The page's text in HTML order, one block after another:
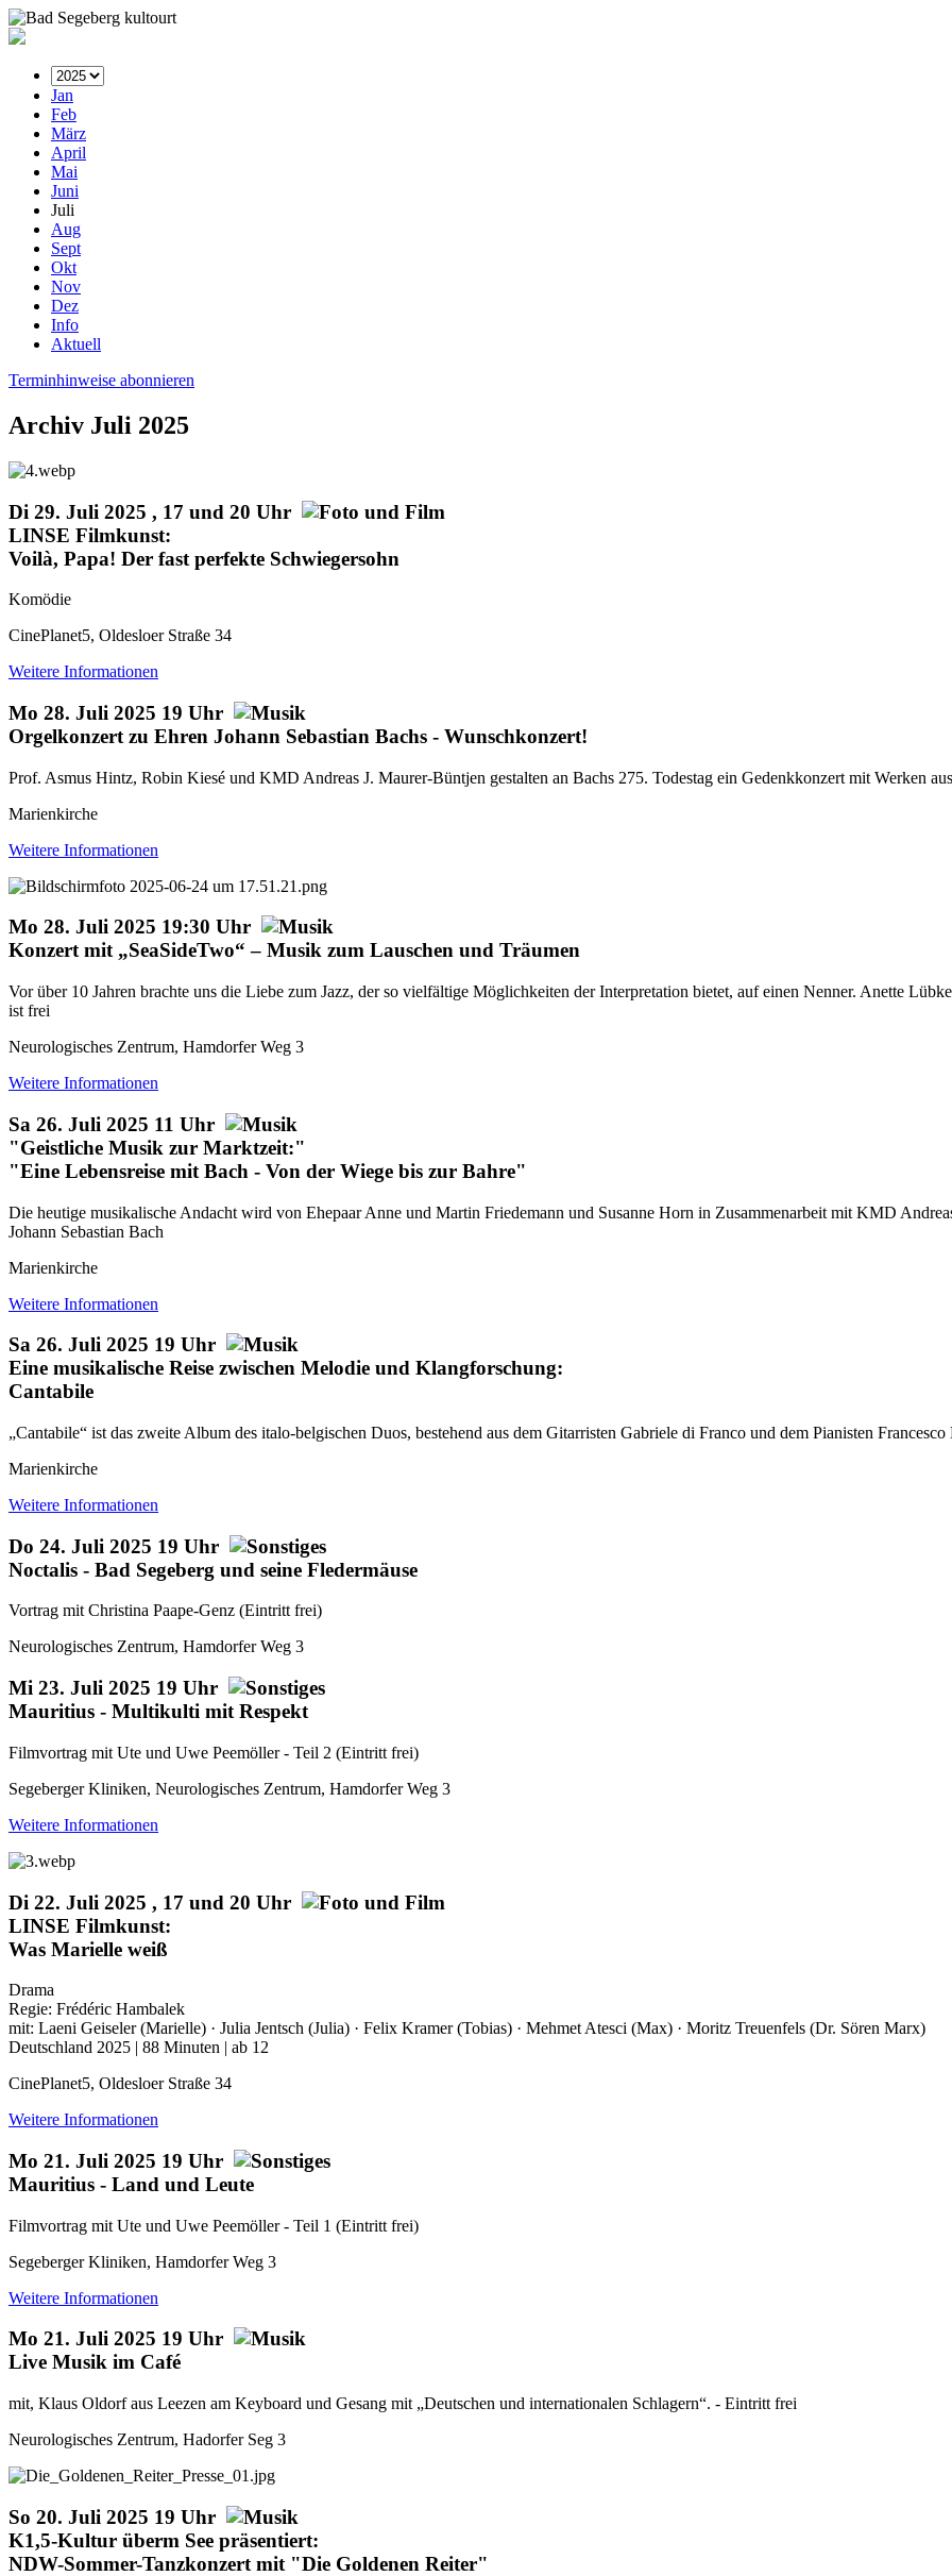
Jan
Feb
März
April
Mai
Juni
Juli
Aug
Sept
Okt
Nov
Dez
Info
Aktuell
Terminhinweise abonnieren
Archiv Juli 2025
Di 29. Juli 2025 , 17 und 20 Uhr
LINSE Filmkunst:
Voilà, Papa! Der fast perfekte Schwiegersohn
Komödie
CinePlanet5, Oldesloer Straße 34
Weitere Informationen
Mo 28. Juli 2025 19 Uhr
Orgelkonzert zu Ehren Johann Sebastian Bachs - Wunschkonzert!
Prof. Asmus Hintz, Robin Kiesé und KMD Andreas J. Maurer-Büntjen gestalten an Bachs 275. Todestag ein Gedenkkonzert mit Werken
Marienkirche
Weitere Informationen
Mo 28. Juli 2025 19:30 Uhr
Konzert mit „SeaSideTwo“ – Musik zum Lauschen und Träumen
Vor über 10 Jahren brachte uns die Liebe zum Jazz, der so vielfältige Möglichkeiten der Interpretation bietet, auf einen Nenner. Anette
ist frei
Neurologisches Zentrum, Hamdorfer Weg 3
Weitere Informationen
Sa 26. Juli 2025 11 Uhr
"Geistliche Musik zur Marktzeit:"
"Eine Lebensreise mit Bach - Von der Wiege bis zur Bahre"
Die heutige musikalische Andacht wird von Ehepaar Anne und Martin Friedemann und Susanne Horn in Zusammenarbeit mit KMD
Johann Sebastian Bach
Marienkirche
Weitere Informationen
Sa 26. Juli 2025 19 Uhr
Eine musikalische Reise zwischen Melodie und Klangforschung:
Cantabile
„Cantabile“ ist das zweite Album des italo-belgischen Duos, bestehend aus dem Gitarristen Gabriele di Franco und dem Pianisten Francesco
Marienkirche
Weitere Informationen
Do 24. Juli 2025 19 Uhr
Noctalis - Bad Segeberg und seine Fledermäuse
Vortrag mit Christina Paape-Genz (Eintritt frei)
Neurologisches Zentrum, Hamdorfer Weg 3
Mi 23. Juli 2025 19 Uhr
Mauritius - Multikulti mit Respekt
Filmvortrag mit Ute und Uwe Peemöller - Teil 2 (Eintritt frei)
Segeberger Kliniken, Neurologisches Zentrum, Hamdorfer Weg 3
Weitere Informationen
Di 22. Juli 2025 , 17 und 20 Uhr
LINSE Filmkunst:
Was Marielle weiß
Drama
Regie: Frédéric Hambalek
mit: Laeni Geiseler (Marielle) · Julia Jentsch (Julia) · Felix Kramer (Tobias) · Mehmet Atesci (Max) · Moritz Treuenfels (Dr. Sören Marx)
Deutschland 2025 | 88 Minuten | ab 12
CinePlanet5, Oldesloer Straße 34
Weitere Informationen
Mo 21. Juli 2025 19 Uhr
Mauritius - Land und Leute
Filmvortrag mit Ute und Uwe Peemöller - Teil 1 (Eintritt frei)
Segeberger Kliniken, Hamdorfer Weg 3
Weitere Informationen
Mo 21. Juli 2025 19 Uhr
Live Musik im Café
mit, Klaus Oldorf aus Leezen am Keyboard und Gesang mit „Deutschen und internationalen Schlagern“. - Eintritt frei
Neurologisches Zentrum, Hadorfer Seg 3
So 20. Juli 2025 19 Uhr
K1,5-Kultur überm See präsentiert:
NDW-Sommer-Tanzkonzert mit "Die Goldenen Reiter"